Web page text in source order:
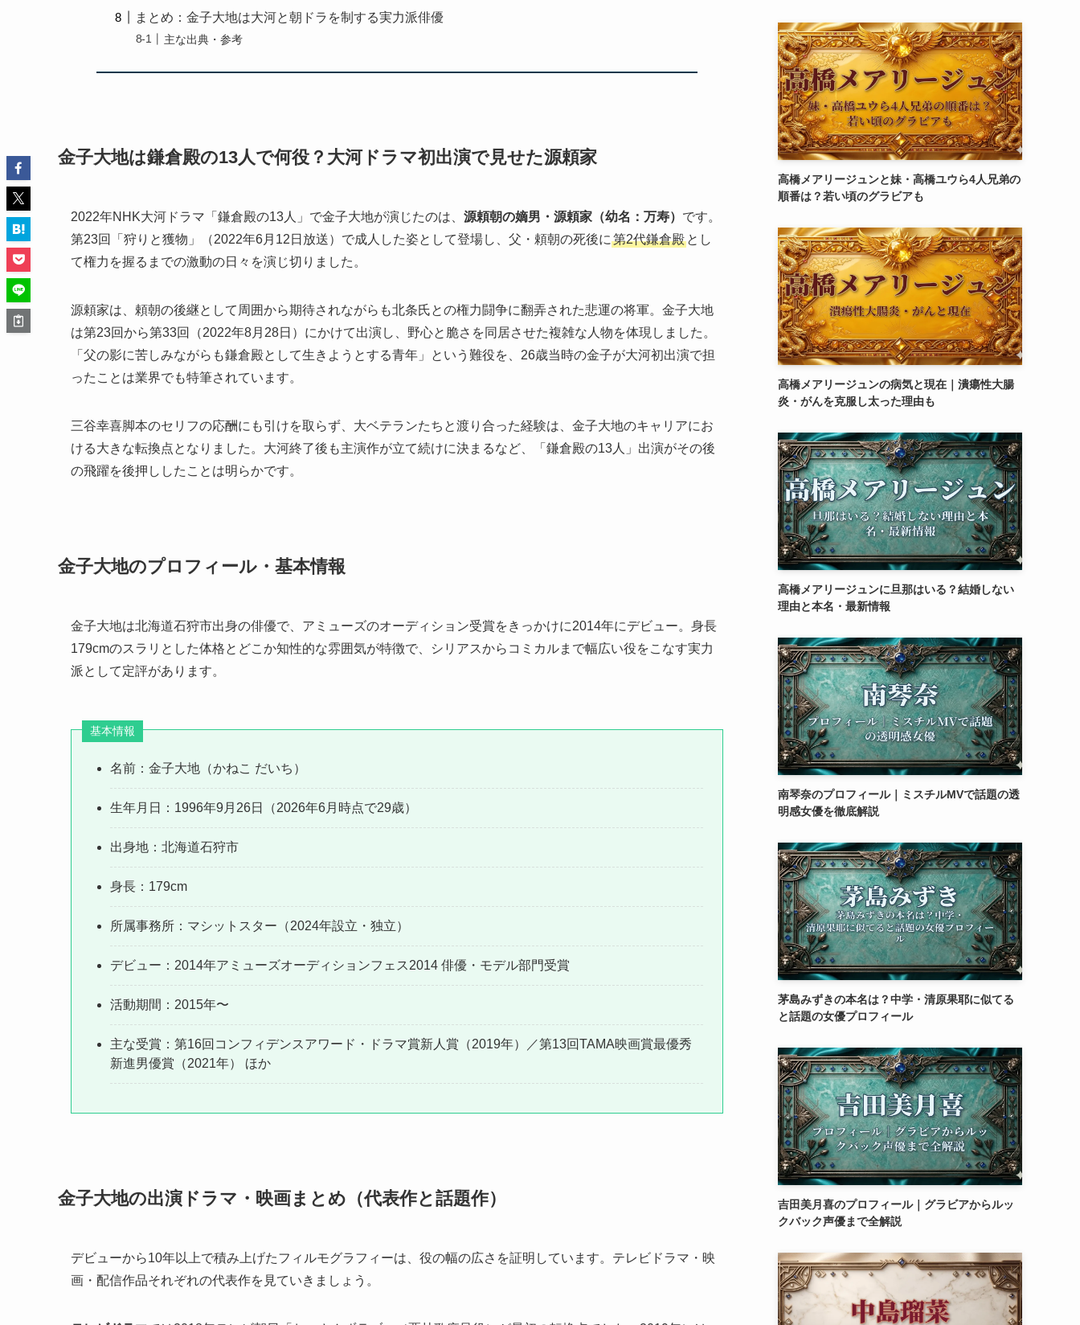
まとめ：金子大地は大河と朝ドラを制する実力派俳優
主な出典・参考
金子大地は鎌倉殿の13人で何役？大河ドラマ初出演で見せた源頼家
2022年NHK大河ドラマ「鎌倉殿の13人」で金子大地が演じたのは、 源頼朝の嫡男・源頼家（幼名：万寿） です。
第23回「狩りと獲物」（2022年6月12日放送）で成人した姿として登場し、父・頼朝の死後に 第2代鎌倉殿 とし
て権力を握るまでの激動の日々を演じ切りました。
源頼家は、頼朝の後継として周囲から期待されながらも北条氏との権力闘争に翻弄された悲運の将軍。金子大地
は第23回から第33回（2022年8月28日）にかけて出演し、野心と脆さを同居させた複雑な人物を体現しました。
「父の影に苦しみながらも鎌倉殿として生きようとする青年」という難役を、26歳当時の金子が大河初出演で担
ったことは業界でも特筆されています。
三谷幸喜脚本のセリフの応酬にも引けを取らず、大ベテランたちと渡り合った経験は、金子大地のキャリアにお
ける大きな転換点となりました。大河終了後も主演作が立て続けに決まるなど、「鎌倉殿の13人」出演がその後
の飛躍を後押ししたことは明らかです。
金子大地のプロフィール・基本情報
金子大地は北海道石狩市出身の俳優で、アミューズのオーディション受賞をきっかけに2014年にデビュー。身長
179cmのスラリとした体格とどこか知性的な雰囲気が特徴で、シリアスからコミカルまで幅広い役をこなす実力
派として定評があります。
基本情報
名前：金子大地（かねこ だいち）
生年月日：1996年9月26日（2026年6月時点で29歳）
出身地：北海道石狩市
身長：179cm
所属事務所：マシットスター（2024年設立・独立）
デビュー：2014年アミューズオーディションフェス2014 俳優・モデル部門受賞
活動期間：2015年〜
主な受賞：第16回コンフィデンスアワード・ドラマ賞新人賞（2019年）／第13回TAMA映画賞最優秀
新進男優賞（2021年） ほか
金子大地の出演ドラマ・映画まとめ（代表作と話題作）
デビューから10年以上で積み上げたフィルモグラフィーは、役の幅の広さを証明しています。テレビドラマ・映
画・配信作品それぞれの代表作を見ていきましょう。
高橋メアリージュンと妹・高橋ユウら4人兄弟の
順番は？若い頃のグラビアも
高橋メアリージュンの病気と現在｜潰瘍性大腸
炎・がんを克服し太った理由も
高橋メアリージュンに旦那はいる？結婚しない
理由と本名・最新情報
南琴奈のプロフィール｜ミスチルMVで話題の透
明感女優を徹底解説
茅島みずきの本名は？中学・清原果耶に似てる
と話題の女優プロフィール
吉田美月喜のプロフィール｜グラビアからルッ
クバック声優まで全解説